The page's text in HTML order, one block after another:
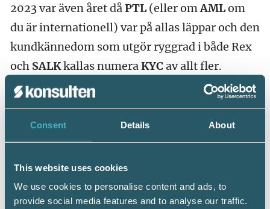
Consent Details About
This website uses cookies
We use cookies to personalise content and ads, to
provide social media features and to analyse our traffic.
2023 var även året dåPTL(eller omAMLom
du är internationell) var på allas läppar och den
kundkännedom som utgör ryggrad i både Rex
och SALKkallas numeraKYCav allt fler.
fem år
och det uppmärksammade vi med ett Srf
Fokus-webbinarium i maj.
samhället och Srf konsulterna har den frågan